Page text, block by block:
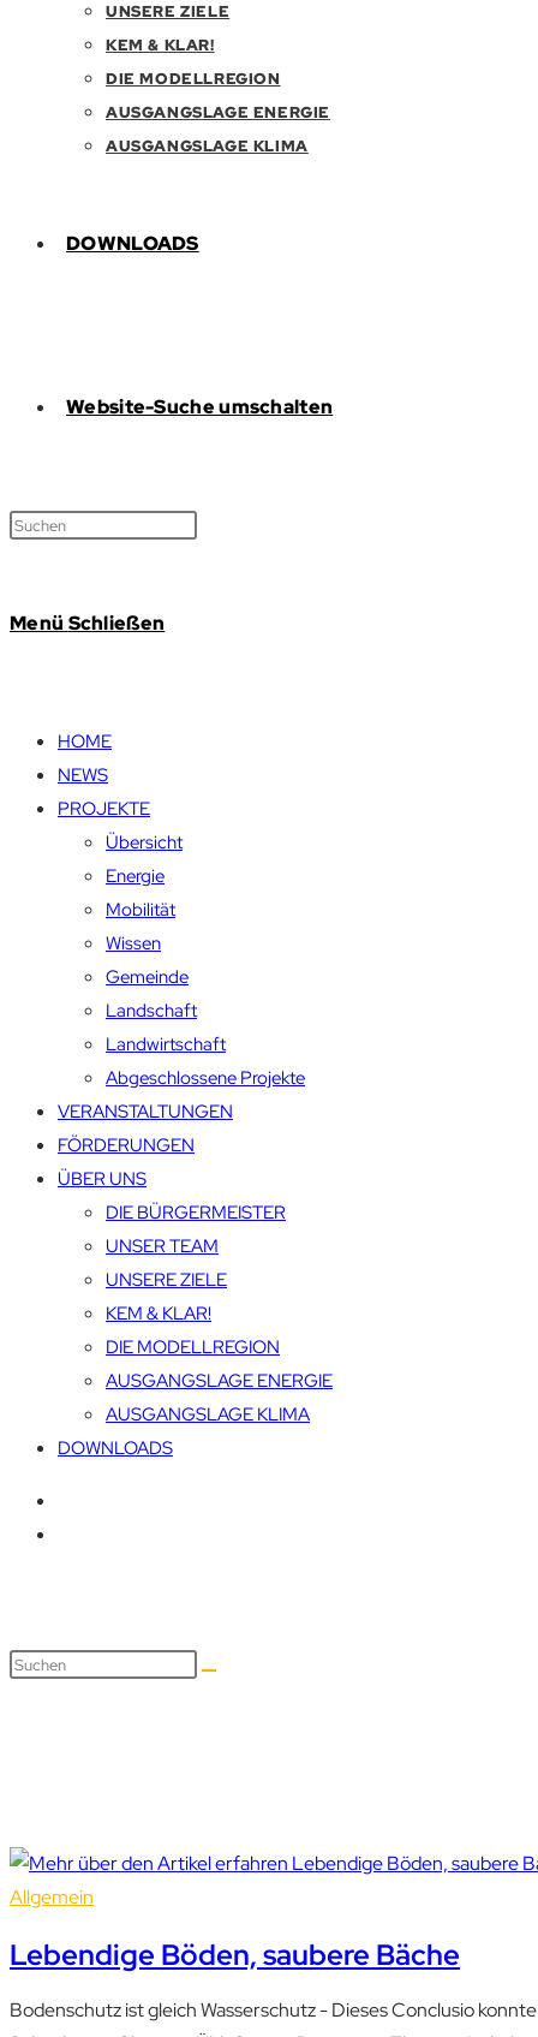
UNSERE ZIELE
KEM & KLAR!
DIE MODELLREGION
AUSGANGSLAGE ENERGIE
AUSGANGSLAGE KLIMA
DOWNLOADS
Website-Suche umschalten
Menü Schließen
HOME
NEWS
PROJEKTE
Übersicht
Energie
Mobilität
Wissen
Gemeinde
Landschaft
Landwirtschaft
Abgeschlossene Projekte
VERANSTALTUNGEN
FÖRDERUNGEN
ÜBER UNS
DIE BÜRGERMEISTER
UNSER TEAM
UNSERE ZIELE
KEM & KLAR!
DIE MODELLREGION
AUSGANGSLAGE ENERGIE
AUSGANGSLAGE KLIMA
DOWNLOADS
Allgemein
Lebendige Böden, saubere Bäche
Bodenschutz ist gleich Wasserschutz - Dieses Conclusio